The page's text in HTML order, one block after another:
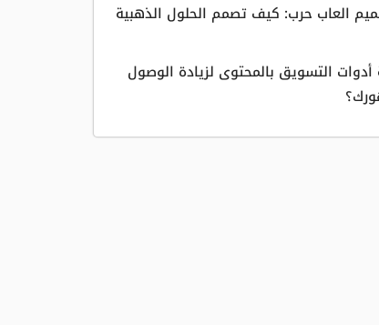
العاب حرب: كيف تصمم الحلول الذهبية
أدوات التسويق بالمحتوى لزيادة الوصول